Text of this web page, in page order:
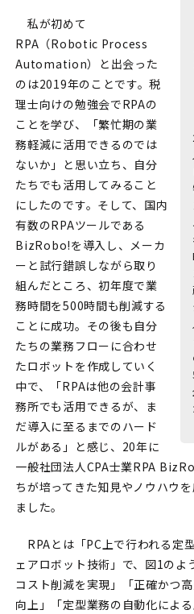
私が初めて
RPA（Robotic Process
Automation）と出会った
のは2019年のことです。税
理士向けの勉強会でRPAの
ことを学び、「繁忙期の業
務軽減に活用できるのでは
ないか」と思い立ち、自分
たちでも活用してみること
にしたのです。そして、国内
有数のRPAツールである
BizRobo!を導入し、メーカ
ーと試行錯誤しながら取り
組んだところ、初年度で業
務時間を500時間も削減する
ことに成功。その後も自分
たちの業務フローに合わせ
たロボットを作成していく
中で、「RPAは他の会計事
務所でも活用できるが、ま
だ導入に至るまでのハード
ルがある」と感じ、20年に
一般社団法人CPA士業RPA
ちが培ってきた知見やノウハウ
ました。
RPAとは「PC上で行われる定
ェアロボット技術」で、図1のよ
コスト削減を実現」「正確かつ
向上」「定型業務の自動化によ